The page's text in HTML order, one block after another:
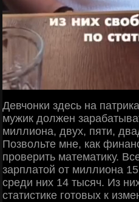
Девчонки здесь на
мужик должен
миллиона, двух, пяти,
Позвольте мне, как
проверить математику.
зарплатой от миллиона
среди них 14 тысяч. Из
статистике готовых к